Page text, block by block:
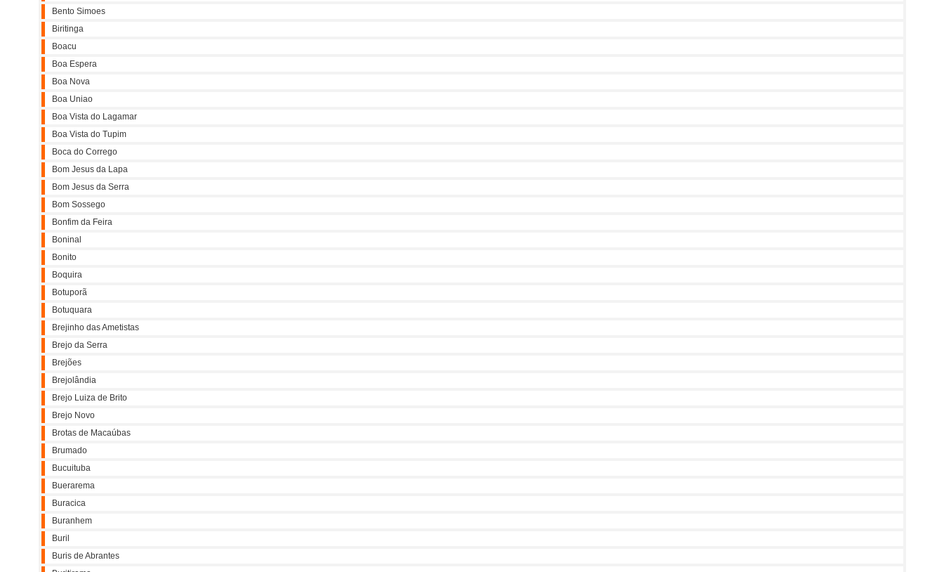
Bento Simoes
Biritinga
Boacu
Boa Espera
Boa Nova
Boa Uniao
Boa Vista do Lagamar
Boa Vista do Tupim
Boca do Corrego
Bom Jesus da Lapa
Bom Jesus da Serra
Bom Sossego
Bonfim da Feira
Boninal
Bonito
Boquira
Botuporã
Botuquara
Brejinho das Ametistas
Brejo da Serra
Brejões
Brejolândia
Brejo Luiza de Brito
Brejo Novo
Brotas de Macaúbas
Brumado
Bucuituba
Buerarema
Buracica
Buranhem
Buril
Buris de Abrantes